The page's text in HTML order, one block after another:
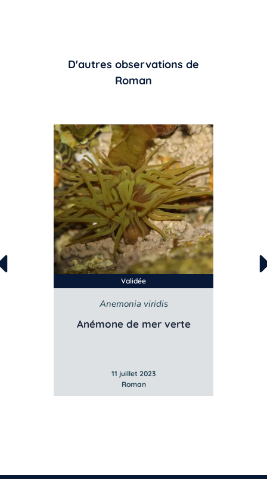
D'autres observations de
Roman
de mer verte Anémone de mer